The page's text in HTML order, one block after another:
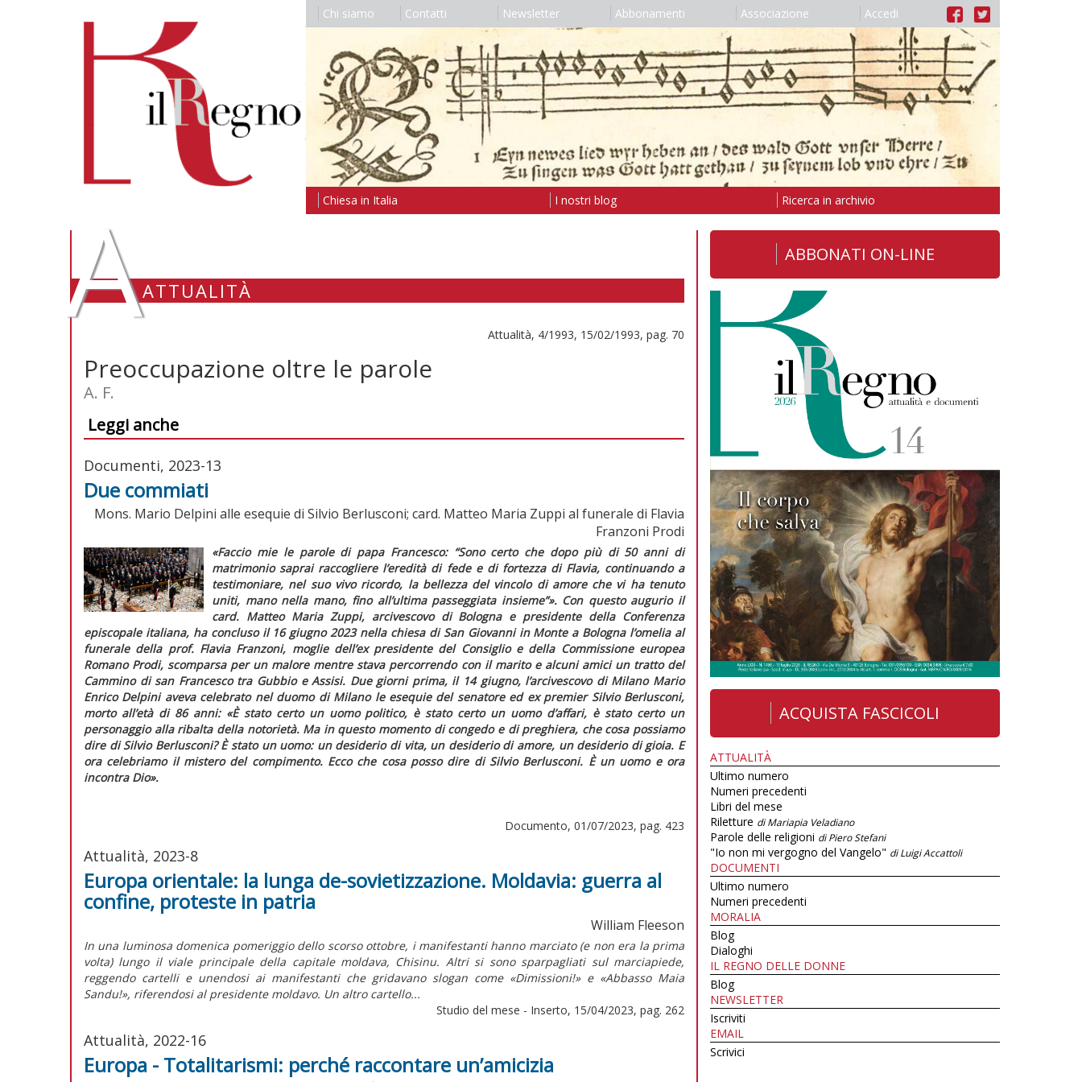
Chi siamo Contatti Newsletter Abbonamenti Associazione Accedi
Chiesa in Italia I nostri blog Ricerca in archivio
AATTUALITÀ
Attualità, 4/1993, 15/02/1993, pag. 70
Preoccupazione oltre le parole
A. F.
Leggi anche
Documenti, 2023-13
Due commiati
Mons. Mario Delpini alle esequie di Silvio Berlusconi; card. Matteo Maria Zuppi al funerale di Flavia
Franzoni Prodi
«Faccio mie le parole di papa Francesco: “Sono certo che dopo più di 50 anni di
matrimonio saprai raccogliere l’eredità di fede e di fortezza di Flavia, continuando a
testimoniare, nel suo vivo ricordo, la bellezza del vincolo di amore che vi ha tenuto
uniti, mano nella mano, fino all’ultima passeggiata insieme”». Con questo augurio il
card. Matteo Maria Zuppi, arcivescovo di Bologna e presidente della Conferenza
episcopale italiana, ha concluso il 16 giugno 2023 nella chiesa di San Giovanni in Monte a Bologna l’omelia al
funerale della prof. Flavia Franzoni, moglie dell’ex presidente del Consiglio e della Commissione europea
Romano Prodi, scomparsa per un malore mentre stava percorrendo con il marito e alcuni amici un tratto del
Cammino di san Francesco tra Gubbio e Assisi. Due giorni prima, il 14 giugno, l’arcivescovo di Milano Mario
Enrico Delpini aveva celebrato nel duomo di Milano le esequie del senatore ed expremierSilvio Berlusconi,
morto all’età di 86 anni: «È stato certo un uomo politico, è stato certo un uomo d’affari, è stato certo un
personaggio alla ribalta della notorietà. Ma in questo momento di congedo e di preghiera, che cosa possiamo
dire di Silvio Berlusconi? È stato un uomo: un desiderio di vita, un desiderio di amore, un desiderio di gioia. E
ora celebriamo il mistero del compimento. Ecco che cosa posso dire di Silvio Berlusconi. È un uomo e ora
incontra Dio».
Documento, 01/07/2023, pag. 423
Attualità, 2023-8
Europa orientale: la lunga de-sovietizzazione. Moldavia: guerra al
confine, proteste in patria
William Fleeson
In una luminosa domenica pomeriggio dello scorso ottobre, i manifestanti hanno marciato (e non era la prima
volta) lungo il viale principale della capitale moldava, Chisinu. Altri si sono sparpagliati sul marciapiede,
reggendo cartelli e unendosi ai manifestanti che gridavano slogan come «Dimissioni!» e «Abbasso Maia
Sandu!», riferendosi al presidente moldavo. Un altro cartello...
Studio del mese - Inserto, 15/04/2023, pag. 262
Attualità, 2022-16
Europa - Totalitarismi: perché raccontare un’amicizia
ABBONATI ON-LINE
ACQUISTA FASCICOLI
ATTUALITÀ
Ultimo numero
Numeri precedenti
Libri del mese
Riletture di Mariapia Veladiano
Parole delle religioni di Piero Stefani
"Io non mi vergogno del Vangelo" di Luigi Accattoli
DOCUMENTI
Ultimo numero
Numeri precedenti
MORALIA
Blog
Dialoghi
IL REGNO DELLE DONNE
Blog
NEWSLETTER
Iscriviti
EMAIL
Scrivici